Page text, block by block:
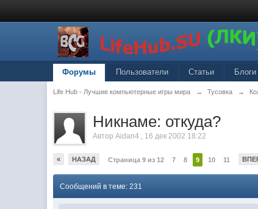
Форумы Пользователи Статьи Блоги
Life Hub - Лучшие компьютерные игры мира → Тусовка →
Никнаме: откуда?
АвторAidan4 , 16 дек 2002 18:22
« НАЗАД Страница 9 из 12 7 8 9 10 11
Сообщений в теме: 231